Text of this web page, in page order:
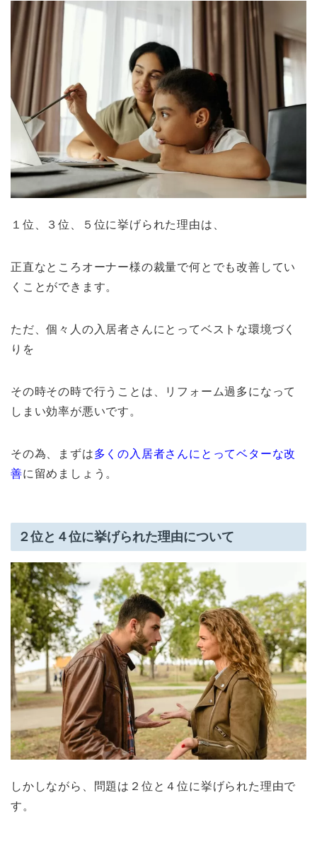
１位、３位、５位に挙げられた理由は、
正直なところオーナー様の裁量で何とでも改善してい
くことができます。
ただ、個々人の入居者さんにとってベストな環境づく
りを
その時その時で行うことは、リフォーム過多になって
しまい効率が悪いです。
その為、まずは多くの入居者さんにとってベターな改
善に留めましょう。
２位と４位に挙げられた理由について
しかしながら、問題は２位と４位に挙げられた理由で
す。